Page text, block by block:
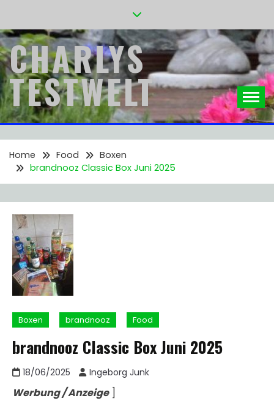
content
CHARLYS
TESTWELT
Home Food
Boxen
brandnooz Classic Box Juni 2025
Boxen brandnooz Food
brandnooz Classic Box Juni 2025
18/06/2025 Ingeborg Junk
Werbung / Anzeige]